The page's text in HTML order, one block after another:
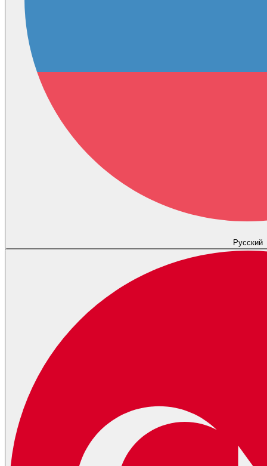
Русский